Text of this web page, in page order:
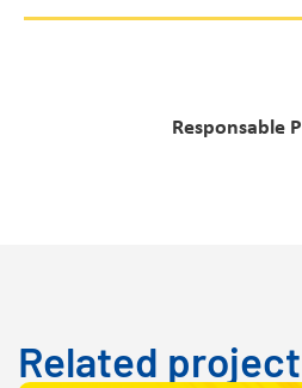
Responsable
Related project